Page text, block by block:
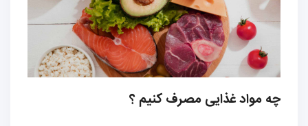
چه مواد غذایی مصرف کنیم ؟